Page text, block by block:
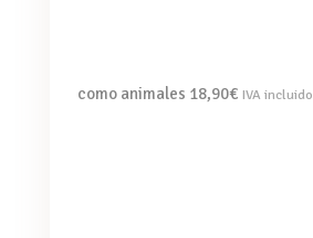
como animales 18,90€ IVA incluido